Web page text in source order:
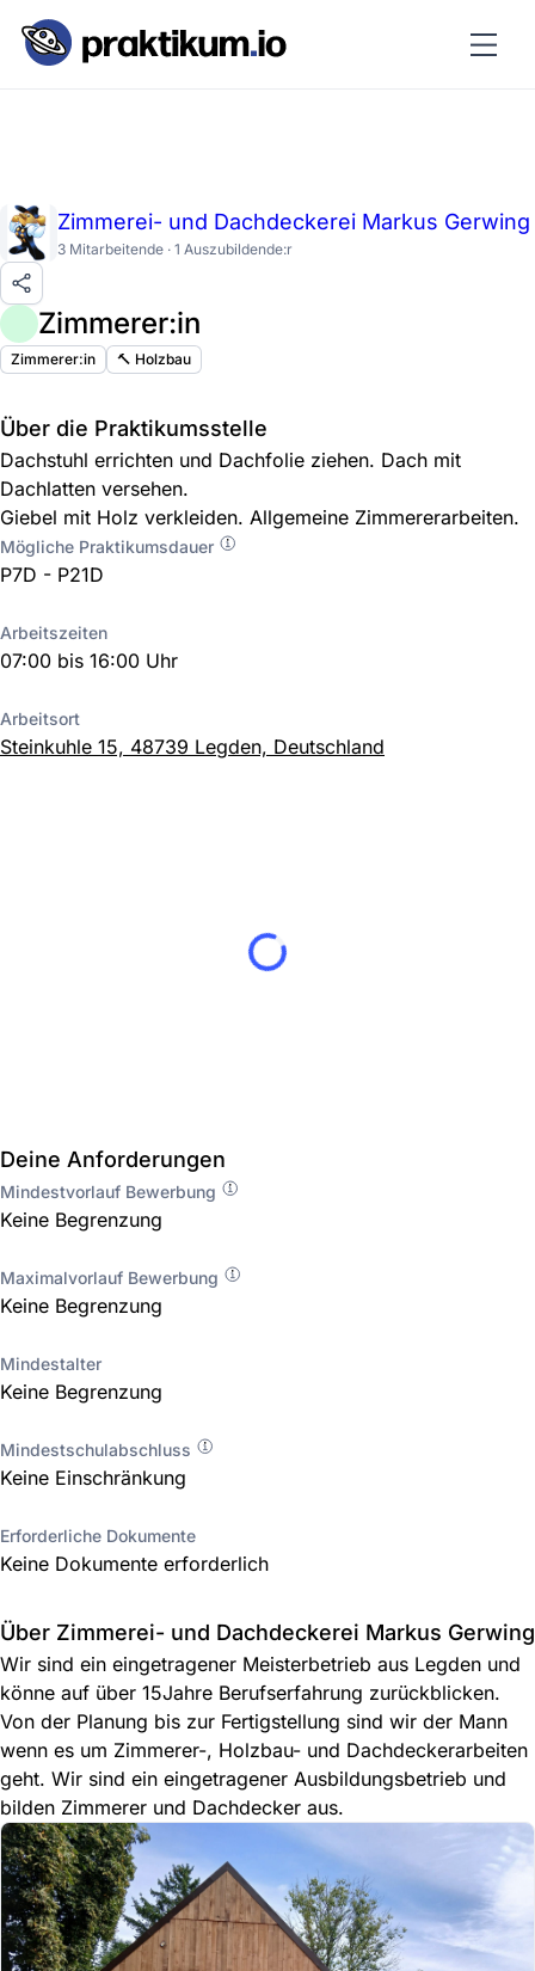
Zimmerei- und Dachdeckerei Markus Gerwing
3 Mitarbeitende · 1 Auszubildende:r
Zimmerer:in
Zimmerer:in 🔨 Holzbau
Über die Praktikumsstelle
Dachstuhl errichten und Dachfolie ziehen. Dach mit
Dachlatten versehen.
Giebel mit Holz verkleiden. Allgemeine Zimmererarbeiten.
Mögliche Praktikumsdauer
P7D - P21D
Arbeitszeiten
07:00 bis 16:00 Uhr
Arbeitsort
Steinkuhle 15, 48739 Legden, Deutschland
Deine Anforderungen
Mindestvorlauf Bewerbung
Keine Begrenzung
Maximalvorlauf Bewerbung
Keine Begrenzung
Mindestalter
Keine Begrenzung
Mindestschulabschluss
Keine Einschränkung
Erforderliche Dokumente
Keine Dokumente erforderlich
Über Zimmerei- und Dachdeckerei Markus Gerwing
Wir sind ein eingetragener Meisterbetrieb aus Legden und
könne auf über 15Jahre Berufserfahrung zurückblicken.
Von der Planung bis zur Fertigstellung sind wir der Mann
wenn es um Zimmerer-, Holzbau- und Dachdeckerarbeiten
geht. Wir sind ein eingetragener Ausbildungsbetrieb und
bilden Zimmerer und Dachdecker aus.